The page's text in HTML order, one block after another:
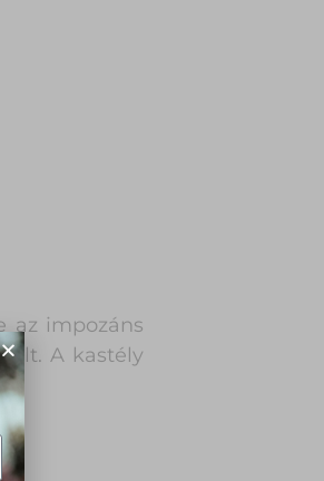
az impozáns
A kastély